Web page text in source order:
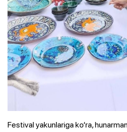
Festival yakunlariga ko‘ra,